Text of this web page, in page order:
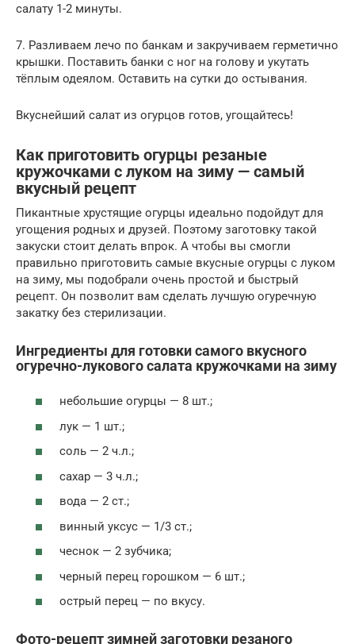
салату 1-2 минуты.
7. Разливаем лечо по банкам и закручиваем герметично
крышки. Поставить банки с ног на голову и укутать
тёплым одеялом. Оставить на сутки до остывания.
Вкуснейший салат из огурцов готов, угощайтесь!
Как приготовить огурцы резаные
кружочками с луком на зиму — самый
вкусный рецепт
Пикантные хрустящие огурцы идеально подойдут для
угощения родных и друзей. Поэтому заготовку такой
закуски стоит делать впрок. А чтобы вы смогли
правильно приготовить самые вкусные огурцы с луком
на зиму, мы подобрали очень простой и быстрый
рецепт. Он позволит вам сделать лучшую огуречную
закатку без стерилизации.
Ингредиенты для готовки самого вкусного
огуречно-лукового салата кружочками на зиму
небольшие огурцы — 8 шт.;
лук — 1 шт.;
соль — 2 ч.л.;
сахар — 3 ч.л.;
вода — 2 ст.;
винный уксус — 1/3 ст.;
чеснок — 2 зубчика;
черный перец горошком — 6 шт.;
острый перец — по вкусу.
Фото-рецепт зимней заготовки резаного